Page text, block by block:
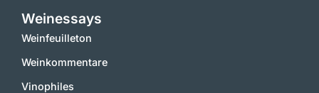
Weinessays
Weinfeuilleton
Weinkommentare
Vinophiles